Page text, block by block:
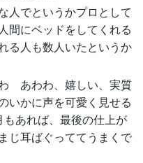
人でというかプロとして
間にベッドをしてくれる
る人も数人いたというか
あわわ、嬉しい、実質
いかに声を可愛く見せる
あれば、最後の仕上が
じ耳ばぐっててうまくで